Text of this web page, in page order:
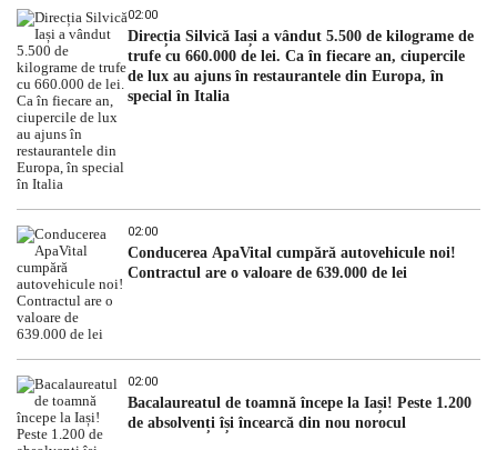
02:00
Direcția Silvică Iași a vândut 5.500 de kilograme de
trufe cu 660.000 de lei. Ca în fiecare an, ciupercile
de lux au ajuns în restaurantele din Europa, în
special în Italia
02:00
Conducerea ApaVital cumpără autovehicule noi!
Contractul are o valoare de 639.000 de lei
02:00
Bacalaureatul de toamnă începe la Iași! Peste 1.200
de absolvenți își încearcă din nou norocul